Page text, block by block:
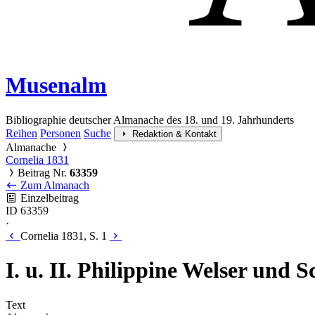
Musenalm
Bibliographie deutscher Almanache des 18. und 19. Jahrhunderts
Reihen Personen Suche Redaktion & Kontakt
Almanache
Cornelia 1831
Beitrag Nr. 63359
Zum Almanach
Einzelbeitrag
ID 63359
·
Cornelia 1831, S. 1
I. u. II. Philippine Welser und
Text